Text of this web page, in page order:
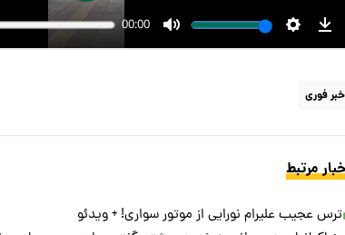
خبر فوری
مرتبط
ترس عجیب علیرام نورایی از موتور سواری! + ویدئو